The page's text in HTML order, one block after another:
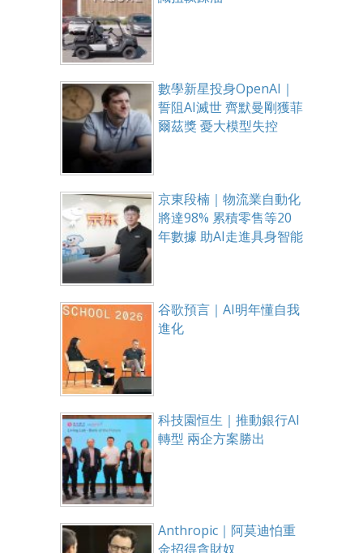
數學新星投身OpenAI｜
誓阻AI滅世 齊默曼剛獲菲
爾茲獎 憂大模型失控
京東段楠｜物流業自動化
將達98% 累積零售等20
年數據 助AI走進具身智能
谷歌預言｜AI明年懂自我
進化
科技園恒生｜推動銀行AI
轉型 兩企方案勝出
Anthropic｜阿莫迪怕重
金招得貪財奴